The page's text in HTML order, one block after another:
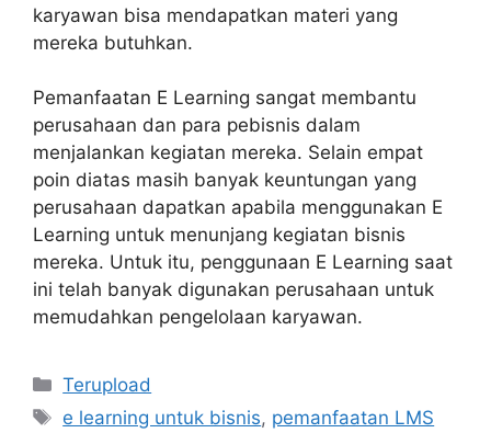
karyawan bisa mendapatkan materi yang
mereka butuhkan.
Pemanfaatan E Learning sangat membantu
perusahaan dan para pebisnis dalam
menjalankan kegiatan mereka. Selain empat
poin diatas masih banyak keuntungan yang
perusahaan dapatkan apabila menggunakan E
Learning untuk menunjang kegiatan bisnis
mereka. Untuk itu, penggunaan E Learning saat
ini telah banyak digunakan perusahaan untuk
memudahkan pengelolaan karyawan.
Kategori
Terupload
Tag
e learning untuk bisnis, pemanfaatan LMS